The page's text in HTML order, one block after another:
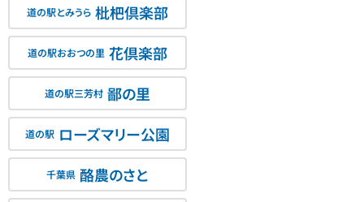
道の駅とみうら 枇杷倶楽部
道の駅おおつの里 花倶楽部
道の駅三芳村 鄙の里
道の駅 ローズマリー公園
千葉県 酪農のさと